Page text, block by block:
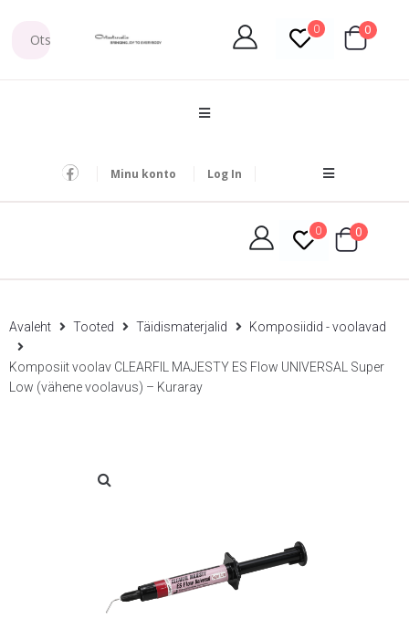
0 0
Minu konto Log In
0 0
Avaleht Tooted Täidismaterjalid Komposiidid - voolavad
Komposiit voolav CLEARFIL MAJESTY ES Flow UNIVERSAL Super
Low (vähene voolavus) – Kuraray